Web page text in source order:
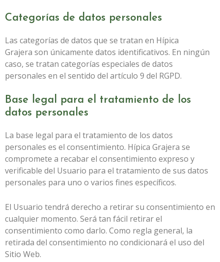
Categorías de datos personales
Las categorías de datos que se tratan en Hípica
Grajera son únicamente datos identificativos. En ningún
caso, se tratan categorías especiales de datos
personales en el sentido del artículo 9 del RGPD.
Base legal para el tratamiento de los
datos personales
La base legal para el tratamiento de los datos
personales es el consentimiento. Hípica Grajera se
compromete a recabar el consentimiento expreso y
verificable del Usuario para el tratamiento de sus datos
personales para uno o varios fines específicos.
El Usuario tendrá derecho a retirar su consentimiento en
cualquier momento. Será tan fácil retirar el
consentimiento como darlo. Como regla general, la
retirada del consentimiento no condicionará el uso del
Sitio Web.